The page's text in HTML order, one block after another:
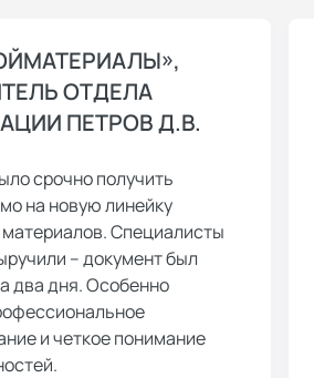
ОТДЕЛА
ПЕТРОВ Д.В.
срочно получить
на новую линейку
Специалисты
– документ был
два дня. Особенно
и четкое понимание